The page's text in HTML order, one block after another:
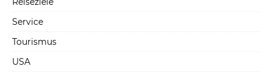
Service
Tourismus
USA